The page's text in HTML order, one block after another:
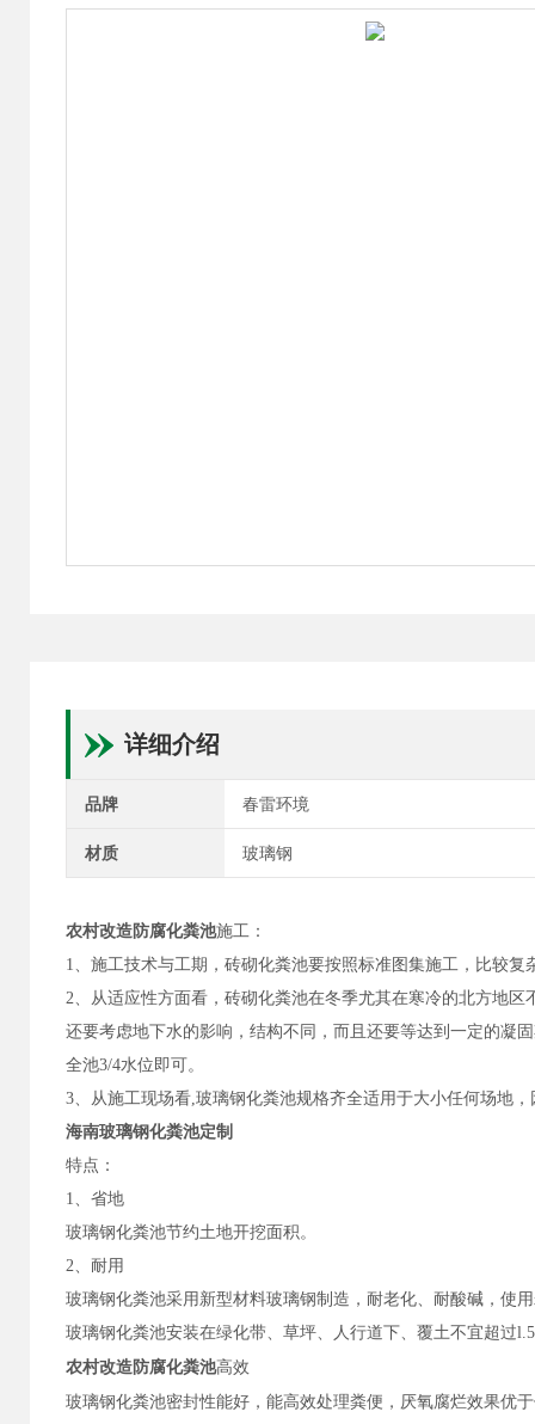
详细介绍
品牌 春雷环境
材质 玻璃钢
农村改造防腐化粪池施工：
1、施工技术与工期，砖砌化粪池要按照标准图集施工，比较
2、从适应性方面看，砖砌化粪池在冬季尤其在寒冷的北方地
还要考虑地下水的影响，结构不同，而且还要等达到一定的凝
全池3/4水位即可。
3、从施工现场看,玻璃钢化粪池规格齐全适用于大小任何场地
海南玻璃钢化粪池定制
特点：
1、省地
玻璃钢化粪池节约土地开挖面积。
2、耐用
玻璃钢化粪池采用新型材料玻璃钢制造，耐老化、耐酸碱，使
玻璃钢化粪池安装在绿化带、草坪、人行道下、覆土不宜超过
农村改造防腐化粪池高效
玻璃钢化粪池密封性能好，能高效处理粪便，厌氧腐烂效果优